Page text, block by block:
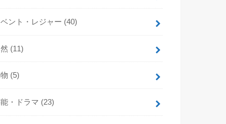
ント・レジャー (40)
(11)
(5)
・ドラマ (23)